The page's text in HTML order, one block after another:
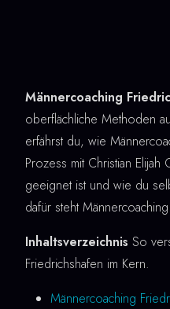
Männercoaching
oberflächliche Methoden
erfährst du, wie
Prozess mit Christian
geeignet ist und wie du
dafür steht
Inhaltsverzeichnis So
Friedrichshafen im Kern.
Männercoaching